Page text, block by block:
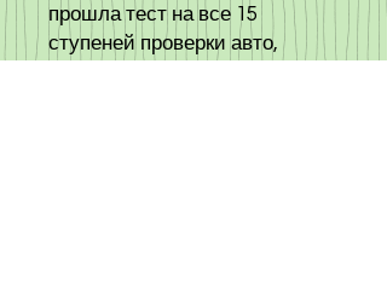
прошла тест на все 15
ступеней проверки авто,